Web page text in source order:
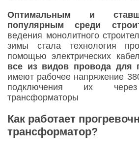
Оптимальным и
популярным среди
ведения монолитного
зимы стала технология
помощью электрических
все из видов провода для
имеют рабочее напряжение
подключения их через
трансформаторы
Как работает
трансформатор?